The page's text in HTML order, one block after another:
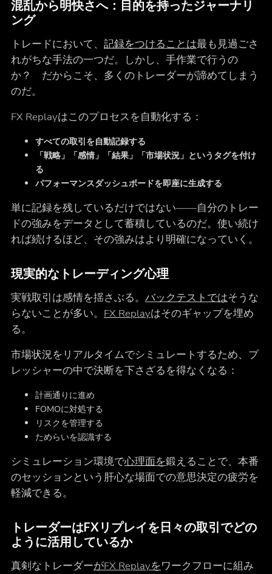
混乱から明快さへ：目的を持ったジャーナリ
ング
トレードにおいて、 記録をつけることは最も見過ごさ
れがちな手法の一つだ。しかし、手作業で行うの
か？ だからこそ、多くのトレーダーが諦めてしまう
のだ。
FX Replayはこのプロセスを自動化する：
すべての取引を自動記録する
「戦略」「感情」「結果」「市場状況」というタグを付け
る
パフォーマンスダッシュボードを即座に生成する
単に記録を残しているだけではない――自分のトレー
ドの強みをデータとして蓄積しているのだ。使い続け
れば続けるほど、その強みはより明確になっていく。
現実的なトレーディング心理
実戦取引は感情を揺さぶる。 バックテストではそうな
らないことが多い。 FX Replayはそのギャップを埋め
る。
市場状況をリアルタイムでシミュレートするため、プ
レッシャーの中で決断を下さざるを得なくなる：
計画通りに進め
FOMOに対処する
リスクを管理する
ためらいを認識する
シミュレーション環境で心理面を鍛えることで、本番
のセッションという肝心な場面での意思決定の疲労を
軽減できる。
トレーダーはFXリプレイを日々の取引でどの
ように活用しているか
真剣なトレーダーがFX Replayをワークフローに組み